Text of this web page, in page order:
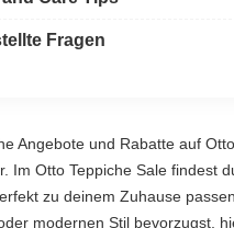
Fragen
Angebote und Rabatte auf
Im Otto Teppiche Sale findest
zu deinem Zuhause
modernen Stil bevorzugst,